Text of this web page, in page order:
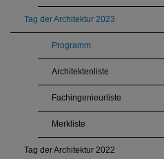
Tag der Architektur 2023
Programm
Architektenliste
Fachingenieurliste
Merkliste
Tag der Architektur 2022